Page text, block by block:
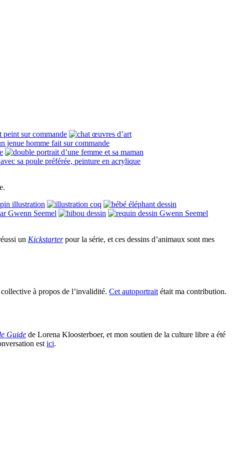
un Kickstarterpour la série, et ces dessins d’animaux sont mes
à propos de l’invalidité. Cet autoportrait était ma contribution.
Guide de Lorena Kloosterboer, et mon soutien de la culture libre a été
est ici.